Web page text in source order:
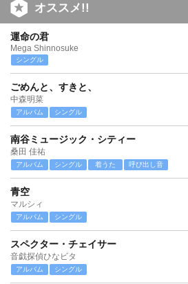
オススメ!!
運命の君
Mega Shinnosuke
シングル
ごめんと、すきと、
中森明菜
アルバム シングル
南谷ミュージック・シティー
桑田 佳祐
アルバム シングル 着うた 呼び出し音
青空
マルシィ
アルバム シングル
スペクター・チェイサー
音戯探偵ひなビタ
アルバム シングル